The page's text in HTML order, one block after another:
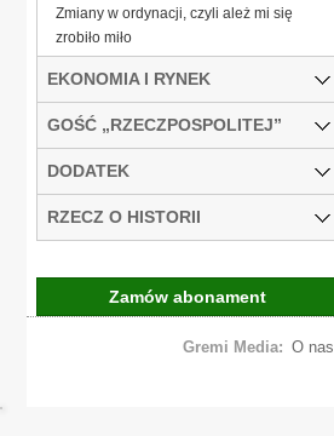
Zmiany w ordynacji, czyli ależ mi się
zrobiło miło
EKONOMIA I RYNEK
GOŚĆ „RZECZPOSPOLITEJ”
DODATEK
RZECZ O HISTORII
Zamów abonament
Gremi Media: O nas